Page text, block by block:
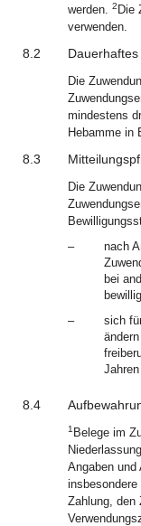
werden. 2 Die
verwenden.
8.2
Die
mindestens
Hebamme in
8.3
Die
–
nach
bei
–
sich
8.4
1 Belege im
Angaben und
insbesondere
Zahlung, den